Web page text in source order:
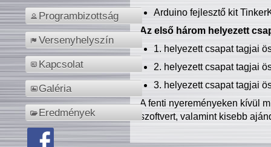
Programbizottság
Versenyhelyszín
Kapcsolat
Galéria
Eredmények
Arduino fejlesztő kit
Az első három helyezett
1. helyezett csapat tagjai
2. helyezett csapat tagjai
3. helyezett csapat tagjai
A fenti nyereményeken kívül
szoftvert, valamint kisebb